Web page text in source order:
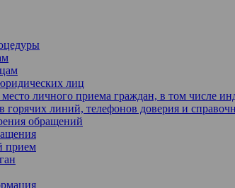
лиц
личного приема граждан, в том числе
горячих линий, телефонов доверия и
обращений
прием